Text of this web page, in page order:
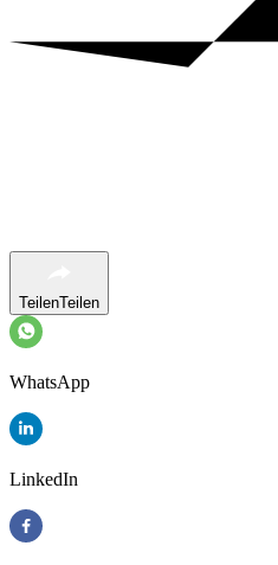
TeilenTeilen
WhatsApp
LinkedIn